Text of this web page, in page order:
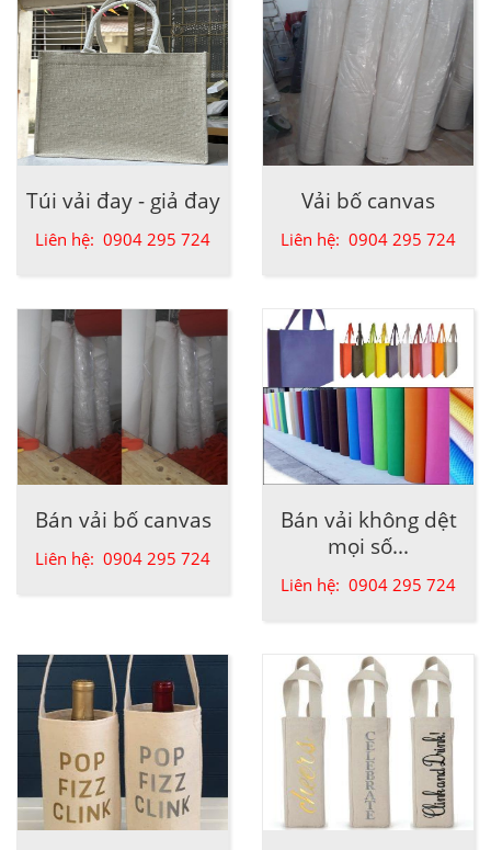
Túi vải đay - giả đay
Liên hệ: 0904 295 724
Vải bố canvas
Liên hệ: 0904 295 724
Bán vải bố canvas
Liên hệ: 0904 295 724
Bán vải không dệt
mọi số...
Liên hệ: 0904 295 724